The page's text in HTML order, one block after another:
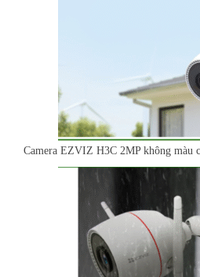
Camera EZVIZ H3C 2MP không màu